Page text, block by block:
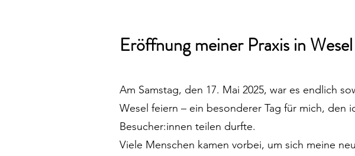
Eröffnung meiner Praxis in
Am Samstag, den 17. Mai 2025, war es endlich
Wesel feiern – ein besonderer Tag für mich,
Besucher:innen teilen durfte.
Viele Menschen kamen vorbei, um sich meine